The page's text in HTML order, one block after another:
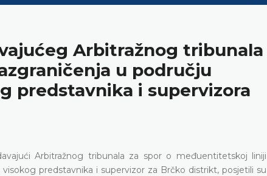
Arbitražnog tribunala
u području
predstavnika i supervizora
Arbitražnog tribunala za spor o međuentitetskoj liniji
predstavnika i supervizor za Brčko distrikt, posjetili su